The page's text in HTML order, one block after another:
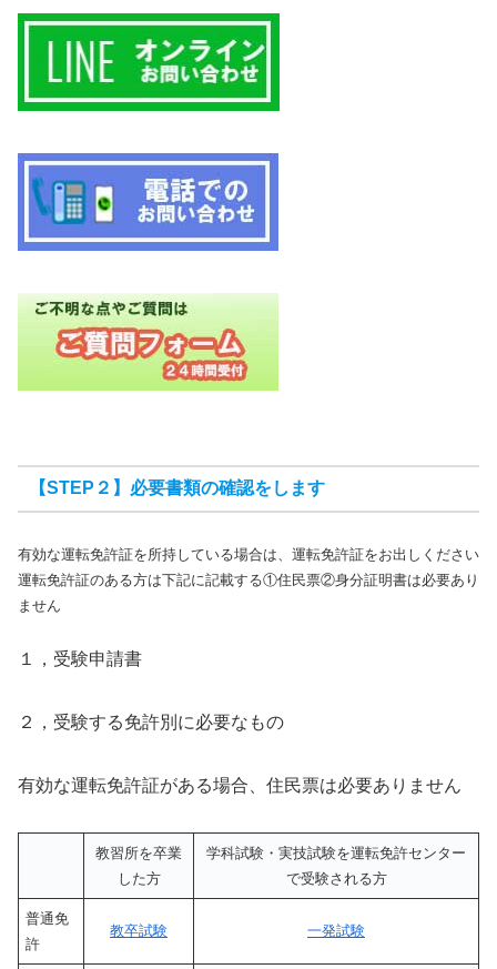
【STEP２】必要書類の確認をします
有効な運転免許証を所持している場合は、運転免許証をお出しください
運転免許証のある方は下記に記載する①住民票②身分証明書は必要あり
ません
１，受験申請書
２，受験する免許別に必要なもの
有効な運転免許証がある場合、住民票は必要ありません
教習所を卒業
した方
学科試験・実技試験を運転免許センター
で受験される方
普通免
許
教卒試験 一発試験